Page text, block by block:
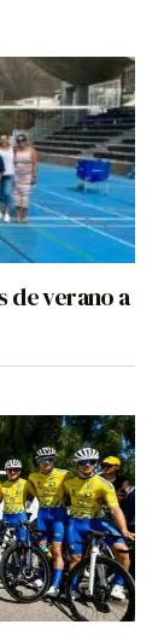
de verano a